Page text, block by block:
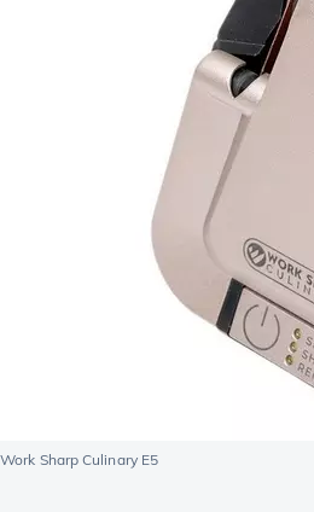
Work Sharp Culinary E5